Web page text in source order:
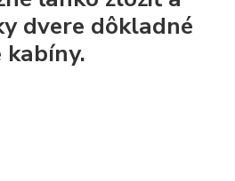
dvere dôkladné
kabíny.